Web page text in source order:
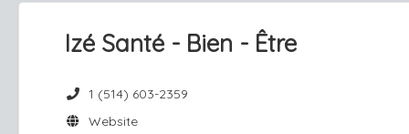
Izé Santé - Bien - Être
1 (514) 603-2359
Website